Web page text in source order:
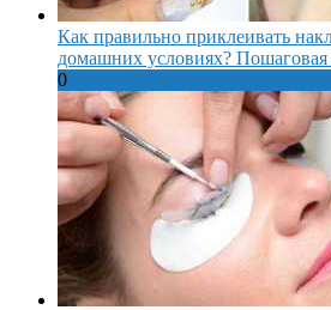
Как правильно приклеивать
домашних условиях?
0